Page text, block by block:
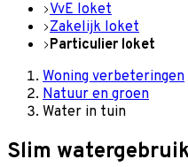
VvE loket
Zakelijk loket
Particulier loket
Woning verbeteringen
Natuur en groen
Water in tuin
Slim